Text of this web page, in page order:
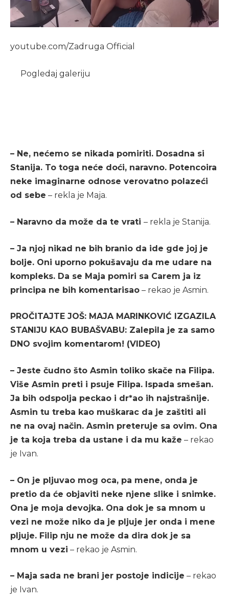
youtube.com/Zadruga Official
Pogledaj galeriju
– Ne, nećemo se nikada pomiriti. Dosadna si
Stanija. To toga neće doći, naravno. Potencoira
neke imaginarne odnose verovatno polazeći
od sebe – rekla je Maja.
– Naravno da može da te vrati – rekla je Stanija.
– Ja njoj nikad ne bih branio da ide gde joj je
bolje. Oni uporno pokušavaju da me udare na
kompleks. Da se Maja pomiri sa Carem ja iz
principa ne bih komentarisao – rekao je Asmin.
PROČITAJTE JOŠ: MAJA MARINKOVIĆ IZGAZILA
STANIJU KAO BUBAŠVABU: Zalepila je za samo
DNO svojim komentarom! (VIDEO)
– Jeste čudno što Asmin toliko skače na Filipa.
Više Asmin preti i psuje Filipa. Ispada smešan.
Ja bih odspolja peckao i dr*ao ih najstrašnije.
Asmin tu treba kao muškarac da je zaštiti ali
ne na ovaj način. Asmin preteruje sa ovim. Ona
je ta koja treba da ustane i da mu kaže – rekao
je Ivan.
– On je pljuvao mog oca, pa mene, onda je
pretio da će objaviti neke njene slike i snimke.
Ona je moja devojka. Ona dok je sa mnom u
vezi ne može niko da je pljuje jer onda i mene
pljuje. Filip nju ne može da dira dok je sa
mnom u vezi – rekao je Asmin.
– Maja sada ne brani jer postoje indicije – rekao
je Ivan.